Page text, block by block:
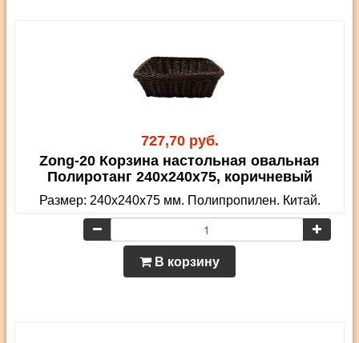
727,70 руб.
Zong-20 Корзина настольная овальная
Полиротанг 240х240х75, коричневый
Размер: 240х240х75 мм. Полипропилен. Китай.
В корзину